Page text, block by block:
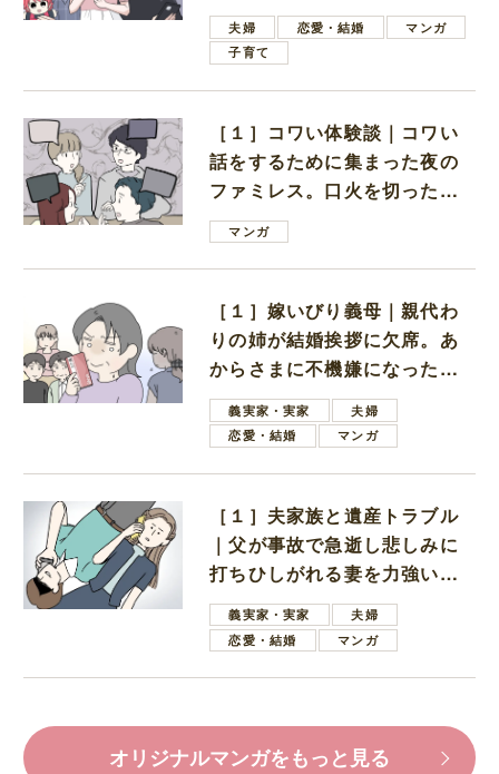
ない男子学生
夫婦 恋愛・結婚
マンガ
子育て
［１］コワい体験談｜コワい
話をするために集まった夜の
ファミレス。口火を切ったの
は電車好きの男の子ママ
マンガ
［１］嫁いびり義母｜親代わ
りの姉が結婚挨拶に欠席。あ
からさまに不機嫌になった義
母義実家・実家
夫婦
恋愛・結婚
マンガ
［１］夫家族と遺産トラブル
｜父が事故で急逝し悲しみに
打ちひしがれる妻を力強い言
葉で励ます夫
義実家・実家
夫婦
恋愛・結婚
マンガ
オリジナルマンガをもっと見る